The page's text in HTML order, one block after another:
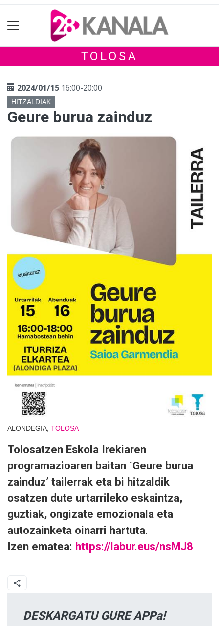
TOLOSA
2024/01/15 16:00-20:00
HITZALDIAK
Geure burua zainduz
ALONDEGIA, TOLOSA
Tolosatzen Eskola Irekiaren
programazioaren baitan ´Geure burua
zainduz’ tailerrak eta bi hitzaldik
osatzen dute urtarrileko eskaintza,
guztiak, ongizate emozionala eta
autozainketa oinarri hartuta.
Izen ematea: https://labur.eus/nsMJ8
DESKARGATU GURE APPa!